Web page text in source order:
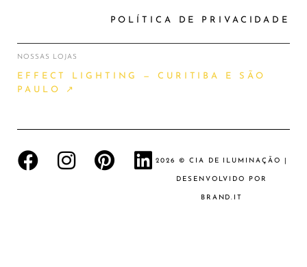
POLÍTICA DE PRIVACIDADE
NOSSAS LOJAS
EFFECT LIGHTING — CURITIBA E SÃO
PAULO ↗
2026 © CIA DE ILUMINAÇÃO |
DESENVOLVIDO POR
BRAND.IT